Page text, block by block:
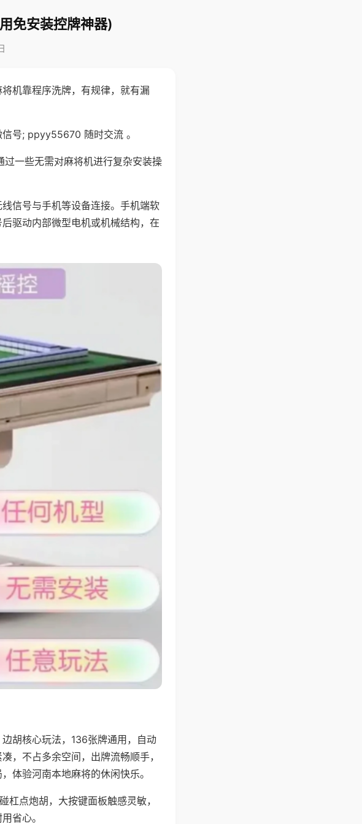
免安装控牌神器)
机靠程序洗牌，有规律，就有漏
号; ppyy55670 随时交流 。
一些无需对麻将机进行复杂安装操
信号与手机等设备连接。手机端软
驱动内部微型电机或机械结构，在
胡核心玩法，136张牌通用，自动
，不占多余空间，出牌流畅顺手，
体验河南本地麻将的休闲快乐。
点炮胡，大按键面板触感灵敏，
省心。